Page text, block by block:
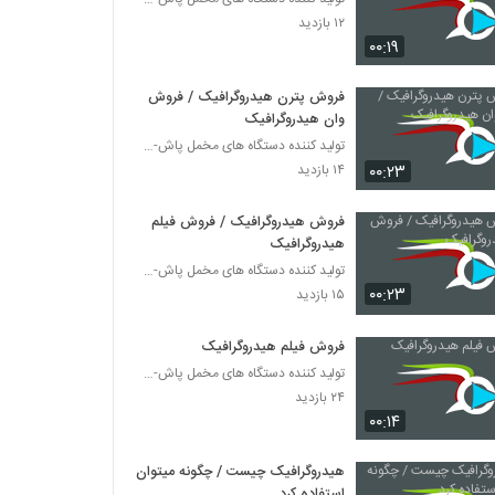
۰۰:۱۹
۱۲ بازدید
۰۰:۲۳
فروش پترن هیدروگرافیک / فروش
وان هیدروگرافیک
تولید کننده دستگاه های مخمل پاش-هیدروگرافیک-ابکاری
۱۴ بازدید
۰۰:۲۳
فروش هیدروگرافیک / فروش فیلم
هیدروگرافیک
تولید کننده دستگاه های مخمل پاش-هیدروگرافیک-ابکاری
۱۵ بازدید
۰۰:۱۴
فروش فیلم هیدروگرافیک
تولید کننده دستگاه های مخمل پاش-هیدروگرافیک-ابکاری
۲۴ بازدید
هیدروگرافیک چیست / چگونه میتوان